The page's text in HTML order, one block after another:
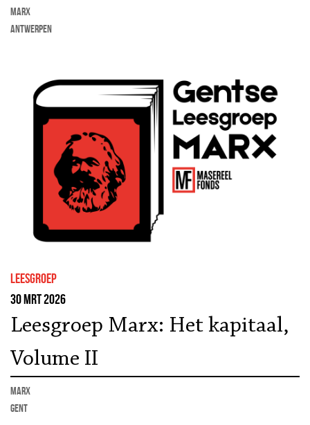
Alex de Jong
marx
Antwerpen
leesgroep
30 mrt 2026
Leesgroep Marx: Het kapitaal,
Volume II
marx
Gent